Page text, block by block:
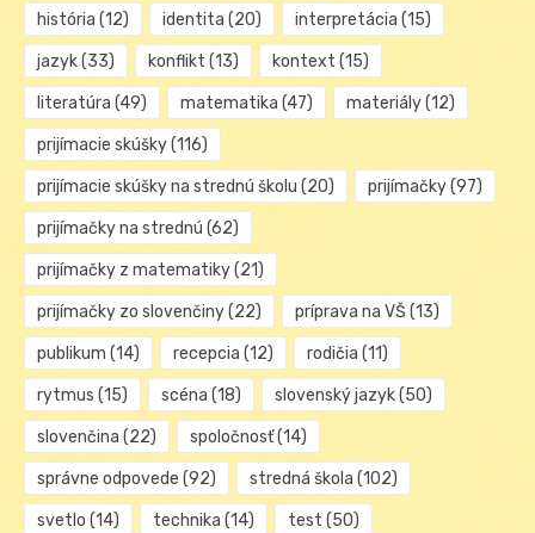
história (12) identita (20) interpretácia (15)
jazyk(33) konflikt (13) kontext (15)
literatúra (49) matematika (47) materiály(12)
prijímacie skúšky(116)
prijímacie skúšky na strednú školu (20) prijímačky(97)
prijímačky na strednú (62)
prijímačky z matematiky(21)
prijímačky zo slovenčiny(22) príprava na VŠ (13)
publikum (14) recepcia (12) rodičia (11)
rytmus (15) scéna (18) slovenský jazyk(50)
slovenčina (22) spoločnosť(14)
správne odpovede (92) stredná škola (102)
svetlo (14) technika (14) test (50)